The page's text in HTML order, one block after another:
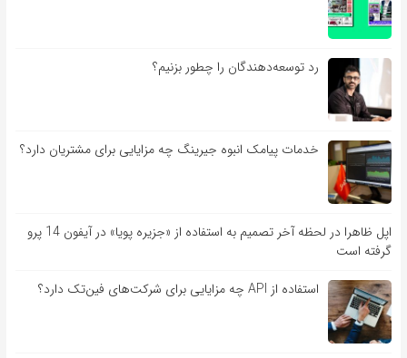
رد توسعه‌دهندگان را چطور بزنیم؟
خدمات پیامک انبوه جیرینگ چه مزایایی برای مشتریان دارد؟
اپل ظاهرا در لحظه آخر تصمیم به استفاده از «جزیره پویا» در آیفون 14 پرو
گرفته است
استفاده از API چه مزایایی برای شرکت‌های فین‌تک دارد؟